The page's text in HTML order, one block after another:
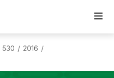
530 / 2016 /